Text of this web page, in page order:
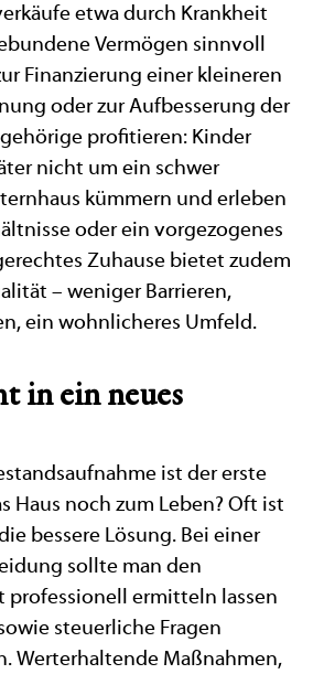
etwa durch Krankheit
Vermögen sinnvoll
Finanzierung einer kleineren
oder zur Aufbesserung der
profitieren: Kinder
nicht um ein schwer
kümmern und erleben
oder ein vorgezogenes
Zuhause bietet zudem
– weniger Barrieren,
ein wohnlicheres Umfeld.
in ein neues
ist der erste
Haus noch zum Leben? Oft ist
bessere Lösung. Bei einer
sollte man den
ermitteln lassen
steuerliche Fragen
Werterhaltende Maßnahmen,